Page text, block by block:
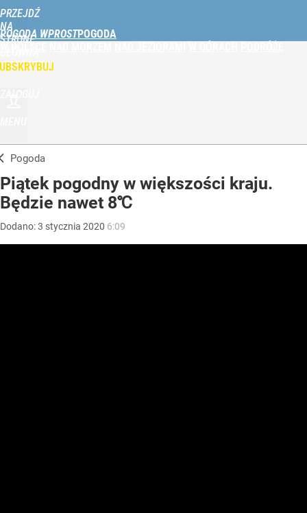
PRZEJDŹ
NA
STRONĘ
WPROST.PL
POGODA WPROST
Pogoda
Piątek pogodny w większości kraju.
Będzie nawet 8℃
Dodano:3 stycznia 2020 6:09